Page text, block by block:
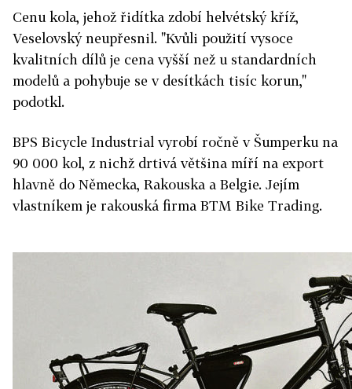
Cenu kola, jehož řidítka zdobí helvétský kříž,
Veselovský neupřesnil. "Kvůli použití vysoce
kvalitních dílů je cena vyšší než u standardních
modelů a pohybuje se v desítkách tisíc korun,"
podotkl.
BPS Bicycle Industrial vyrobí ročně v Šumperku na
90 000 kol, z nichž drtivá většina míří na export
hlavně do Německa, Rakouska a Belgie. Jejím
vlastníkem je rakouská firma BTM Bike Trading.